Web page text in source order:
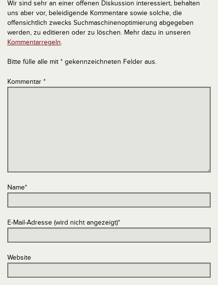
Wir sind sehr an einer offenen Diskussion interessiert, behalten
uns aber vor, beleidigende Kommentare sowie solche, die
offensichtlich zwecks Suchmaschinenoptimierung abgegeben
werden, zu editieren oder zu löschen. Mehr dazu in unseren
Kommentarregeln.
Bitte fülle alle mit * gekennzeichneten Felder aus.
Kommentar *
Name*
E-Mail-Adresse (wird nicht angezeigt)*
Website